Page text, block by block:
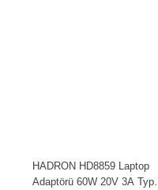
HADRON HD8859 Laptop
Adaptörü 60W 20V 3A Type-